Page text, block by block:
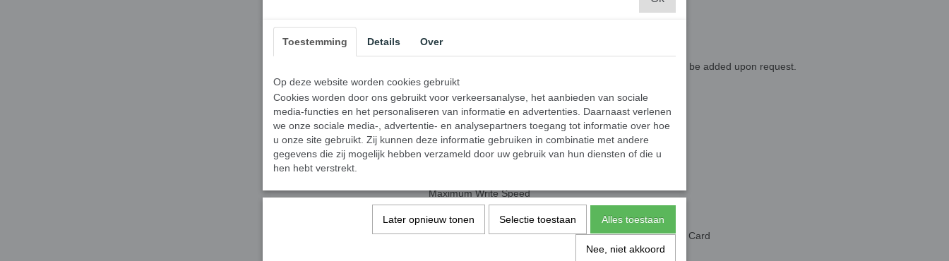
English, Spanish, French, Japanese & more. Chinese can be added upon request.
Display
20 x 2 Blue LCD
Status LED
Green/Red LED on each port
Color
Black
Maximum Write Speed
31 MB/Sec≈2GB/Min
Flash Device Supported
Most currently available SD, SDHC, microSD, microSDHC Card
Toestemming Details Over
Op deze website worden cookies gebruikt
Cookies worden door ons gebruikt voor verkeersanalyse, het aanbieden van sociale
media-functies en het personaliseren van informatie en advertenties. Daarnaast verlenen
we onze sociale media-, advertentie- en analysepartners toegang tot informatie over hoe
u onze site gebruikt. Zij kunnen deze informatie gebruiken in combinatie met andere
gegevens die zij mogelijk hebben verzameld door uw gebruik van hun diensten of die u
hen hebt verstrekt.
Later opnieuw tonen Selectie toestaan Alles toestaan
Nee, niet akkoord